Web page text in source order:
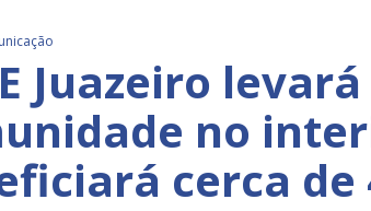
Juazeiro
no
cerca